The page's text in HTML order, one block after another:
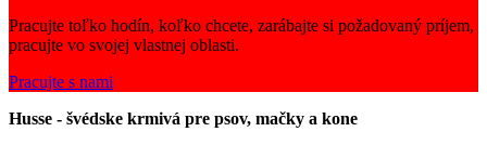
Pracujte toľko hodín, koľko chcete, zarábajte si požadovaný príjem,
pracujte vo svojej vlastnej oblasti.
Pracujte s nami
Husse - švédske krmivá pre psov, mačky a kone